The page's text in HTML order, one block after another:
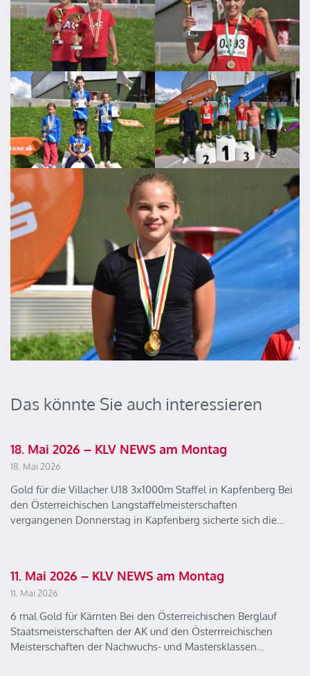
Das könnte Sie auch interessieren
18. Mai 2026 – KLV NEWS am Montag
18. Mai 2026
Gold für die Villacher U18 3x1000m Staffel in Kapfenberg Bei
den Österreichischen Langstaffelmeisterschaften
vergangenen Donnerstag in Kapfenberg sicherte sich die…
11. Mai 2026 – KLV NEWS am Montag
11. Mai 2026
6 mal Gold für Kärnten Bei den Österreichischen Berglauf
Staatsmeisterschaften der AK und den Österrreichischen
Meisterschaften der Nachwuchs- und Mastersklassen…